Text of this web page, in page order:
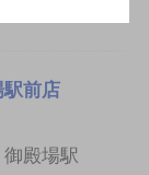
駅前店
殿場駅